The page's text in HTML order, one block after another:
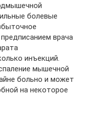
болевые
врача
инъекций.
мышечной
больно и может
на некоторое